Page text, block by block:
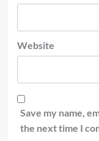
Website
Save my name,
the next time I